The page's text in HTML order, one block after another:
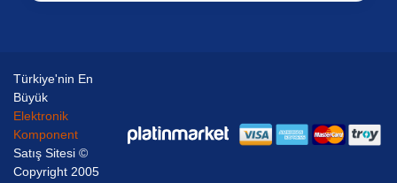
Türkiye'nin En
Büyük
Elektronik
Komponent
Satış Sitesi ©
Copyright 2005